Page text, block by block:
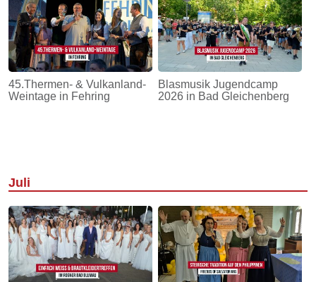
45.Thermen- & Vulkanland-
Weintage in Fehring
Blasmusik Jugendcamp
2026 in Bad Gleichenberg
Juli